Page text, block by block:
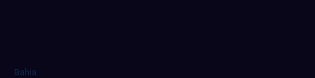
Bahia